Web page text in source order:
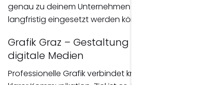
genau zu deinem Unternehmen passen und
langfristig eingesetzt werden können.
Grafik Graz – Gestaltung für Print und
digitale Medien
Professionelle Grafik verbindet kreatives Design mit